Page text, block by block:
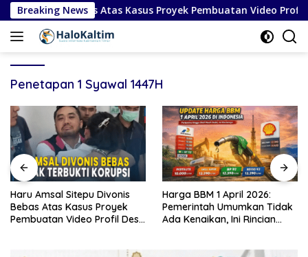
Langsung
ke
konten
Breaking News
Divonis Bebas Atas Kasus Proyek Pembuatan Video Profil
Penetapan 1 Syawal 1447H
Sitepu Divonis
Kasus Proyek
Video Profil Desa
Harga BBM 1 April 2026:
Pemerintah Umumkan Tidak
Ada Kenaikan, Ini Rincian
Timnas
Piala